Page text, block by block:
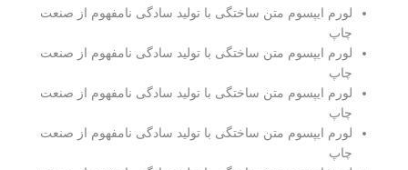
لورم ایپسوم متن ساختگی با تولید سادگی نامفهوم از صنعت
چاپ
لورم ایپسوم متن ساختگی با تولید سادگی نامفهوم از صنعت
چاپ
لورم ایپسوم متن ساختگی با تولید سادگی نامفهوم از صنعت
چاپ
لورم ایپسوم متن ساختگی با تولید سادگی نامفهوم از صنعت
چاپ